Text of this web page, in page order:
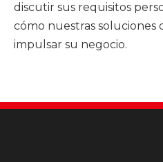
discutir sus requisitos
cómo nuestras
impulsar su negocio.